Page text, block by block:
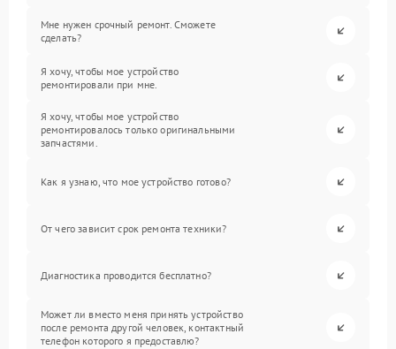
Мне нужен срочный ремонт. Сможете
сделать?
Я хочу, чтобы мое устройство
ремонтировали при мне.
Я хочу, чтобы мое устройство
ремонтировалось только оригинальными
запчастями.
Как я узнаю, что мое устройство готово?
От чего зависит срок ремонта техники?
Диагностика проводится бесплатно?
Может ли вместо меня принять устройство
после ремонта другой человек, контактный
телефон которого я предоставлю?